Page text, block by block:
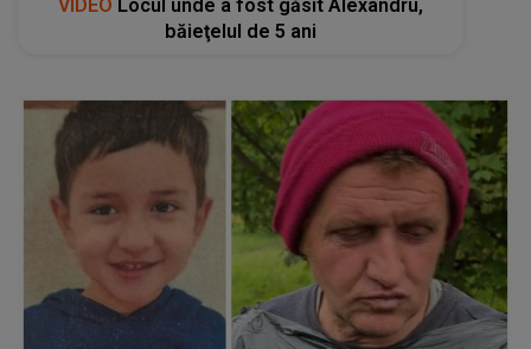
VIDEO Locul unde a fost găsit Alexandru,
băieţelul de 5 ani